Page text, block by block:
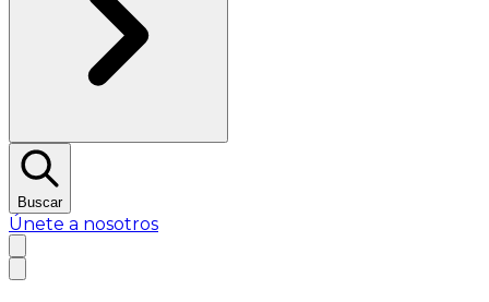
Buscar
Únete a nosotros